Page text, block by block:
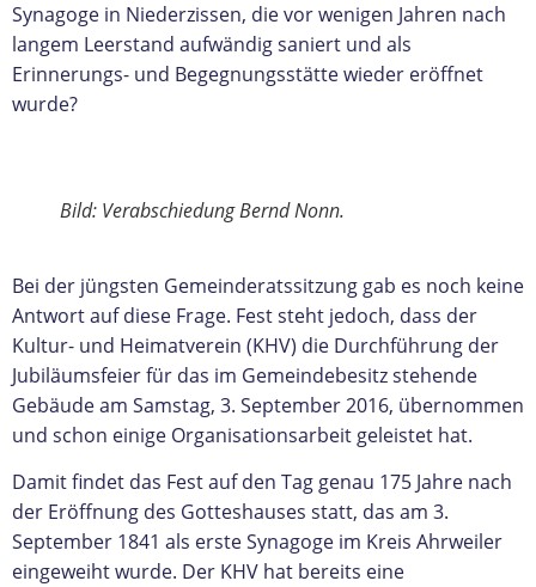
Synagoge in Niederzissen, die vor wenigen Jahren nach
langem Leerstand aufwändig saniert und als
Erinnerungs- und Begegnungsstätte wieder eröffnet
wurde?
Bild: Verabschiedung Bernd Nonn.
Bei der jüngsten Gemeinderatssitzung gab es noch keine
Antwort auf diese Frage. Fest steht jedoch, dass der
Kultur- und Heimatverein (KHV) die Durchführung der
Jubiläumsfeier für das im Gemeindebesitz stehende
Gebäude am Samstag, 3. September 2016, übernommen
und schon einige Organisationsarbeit geleistet hat.
Damit findet das Fest auf den Tag genau 175 Jahre nach
der Eröffnung des Gotteshauses statt, das am 3.
September 1841 als erste Synagoge im Kreis Ahrweiler
eingeweiht wurde. Der KHV hat bereits eine